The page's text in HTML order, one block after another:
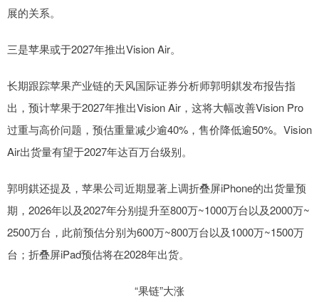
展的关系。
三是苹果或于2027年推出Vision Air。
长期跟踪苹果产业链的天风国际证券分析师郭明錤发布报告指
出，预计苹果于2027年推出Vision Air，这将大幅改善Vision Pro
过重与高价问题，预估重量减少逾40%，售价降低逾50%。Vision
Air出货量有望于2027年达百万台级别。
郭明錤还提及，苹果公司近期显著上调折叠屏iPhone的出货量预
期，2026年以及2027年分别提升至800万~1000万台以及2000万~
2500万台，此前预估分别为600万~800万台以及1000万~1500万
台；折叠屏iPad预估将在2028年出货。
“果链”大涨